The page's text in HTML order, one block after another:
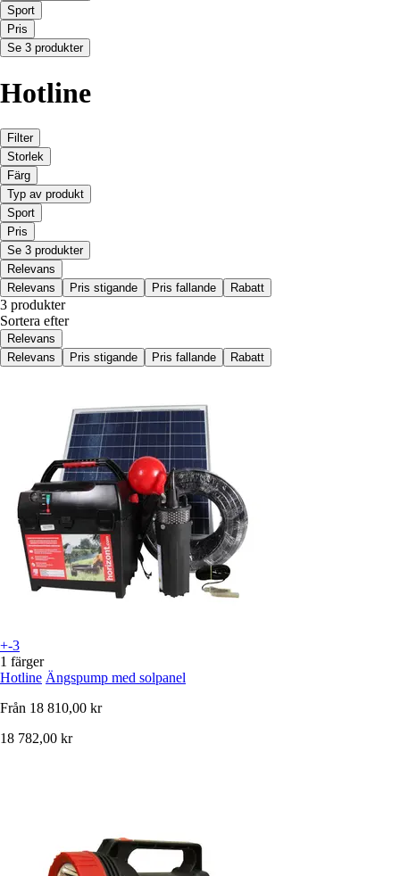
Sport
Pris
Se 3 produkter
Hotline
Filter
Storlek
Färg
Typ av produkt
Sport
Pris
Se 3 produkter
Relevans
Relevans
Pris stigande Pris fallande Rabatt
3 produkter
Sortera efter
Relevans
Relevans
Pris stigande Pris fallande Rabatt
+-3
1 färger
Hotline Ängspump med solpanel
Från 18 810,00 kr
18 782,00 kr